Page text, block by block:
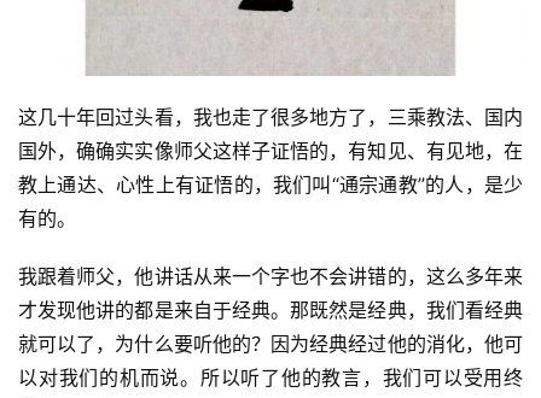
这几十年回过头看，我也走了很多地方了，三乘教法、国内
国外，确确实实像师父这样子证悟的，有知见、有见地，在
教上通达、心性上有证悟的，我们叫“通宗通教”的人，是少
有的。
我跟着师父，他讲话从来一个字也不会讲错的，这么多年来
才发现他讲的都是来自于经典。那既然是经典，我们看经典
就可以了，为什么要听他的？因为经典经过他的消化，他可
以对我们的机而说。所以听了他的教言，我们可以受用终